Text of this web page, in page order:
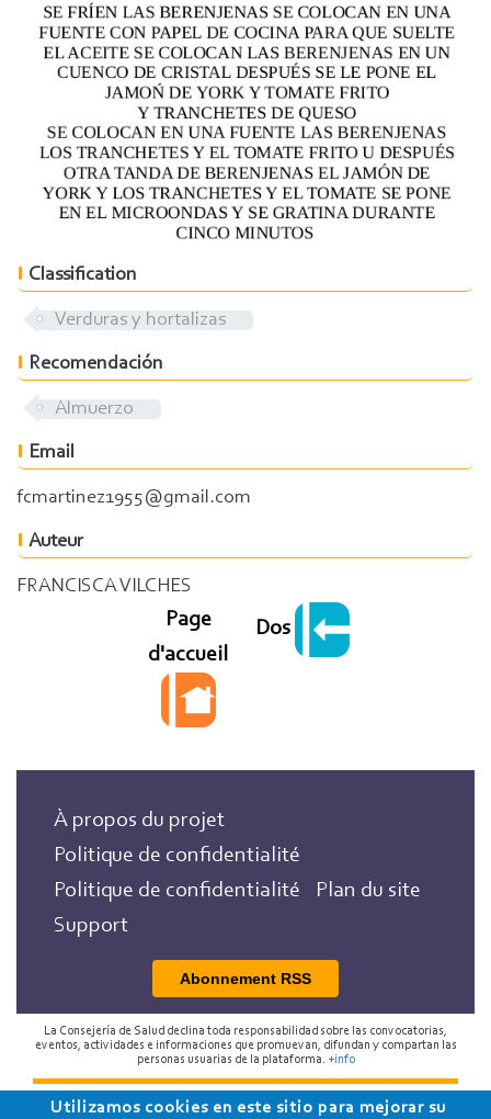
Classification
Verduras y hortalizas
Recomendación
Almuerzo
Email
fcmartinez1955@gmail.com
Auteur
FRANCISCA VILCHES
Page
d'accueil
Dos
À propos du projet
Politique de confidentialité
Politique de confidentialité
Plan du site
Support
Abonnement RSS
La Consejería de Salud declina toda responsabilidad sobre las convocatorias,
eventos, actividades e informaciones que promuevan, difundan y compartan las
personas usuarias de la plataforma. +info
2018 Programa de Envejecimiento Saludable de la
Utilizamos cookies en este sitio para mejorar su